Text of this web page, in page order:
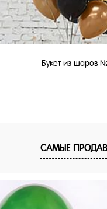
Букет из шаров
В избранное
В наличии
САМЫЕ